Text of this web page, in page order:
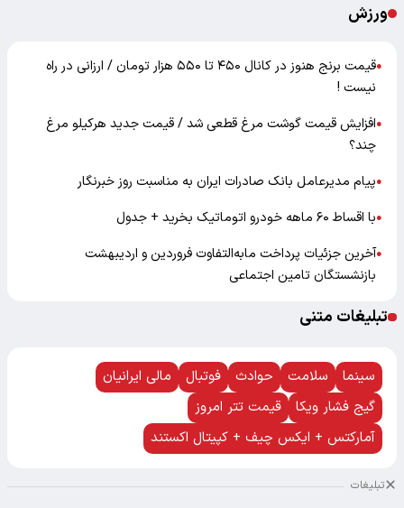
ورزش
●
قیمت برنج هنوز در کانال ۴۵۰ تا ۵۵۰ هزار تومان / ارزانی در راه
نیست !
●افزایش قیمت گوشت مرغ قطعی شد / قیمت جدید هرکیلو مرغ
چند؟
●پیام مدیرعامل بانک صادرات ایران به مناسبت روز خبرنگار
●با اقساط ۶۰ ماهه خودرو اتوماتیک بخرید + جدول
●آخرین جزئیات پرداخت مابه‌التفاوت فروردین و اردیبهشت
بازنشستگان تامین اجتماعی
تبلیغات متنی
سینما سلامت حوادث فوتبال
مالی ایرانیان
گیج فشار ویکا
قیمت تتر امروز
آمارکتس + ایکس چیف + کپیتال اکستند
تبلیغات